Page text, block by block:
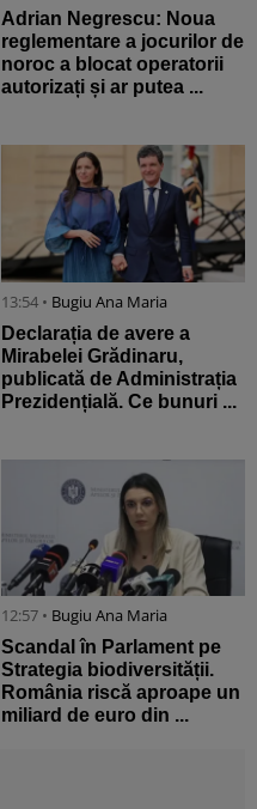
Adrian Negrescu: Noua
reglementare a jocurilor de
noroc a blocat operatorii
autorizați și ar putea ...
13:54 • Bugiu ⁠Ana Maria
Declarația de avere a
Mirabelei Grădinaru,
publicată de Administrația
Prezidențială. Ce bunuri ...
12:57 • Bugiu ⁠Ana Maria
Scandal în Parlament pe
Strategia biodiversității.
România riscă aproape un
miliard de euro din ...